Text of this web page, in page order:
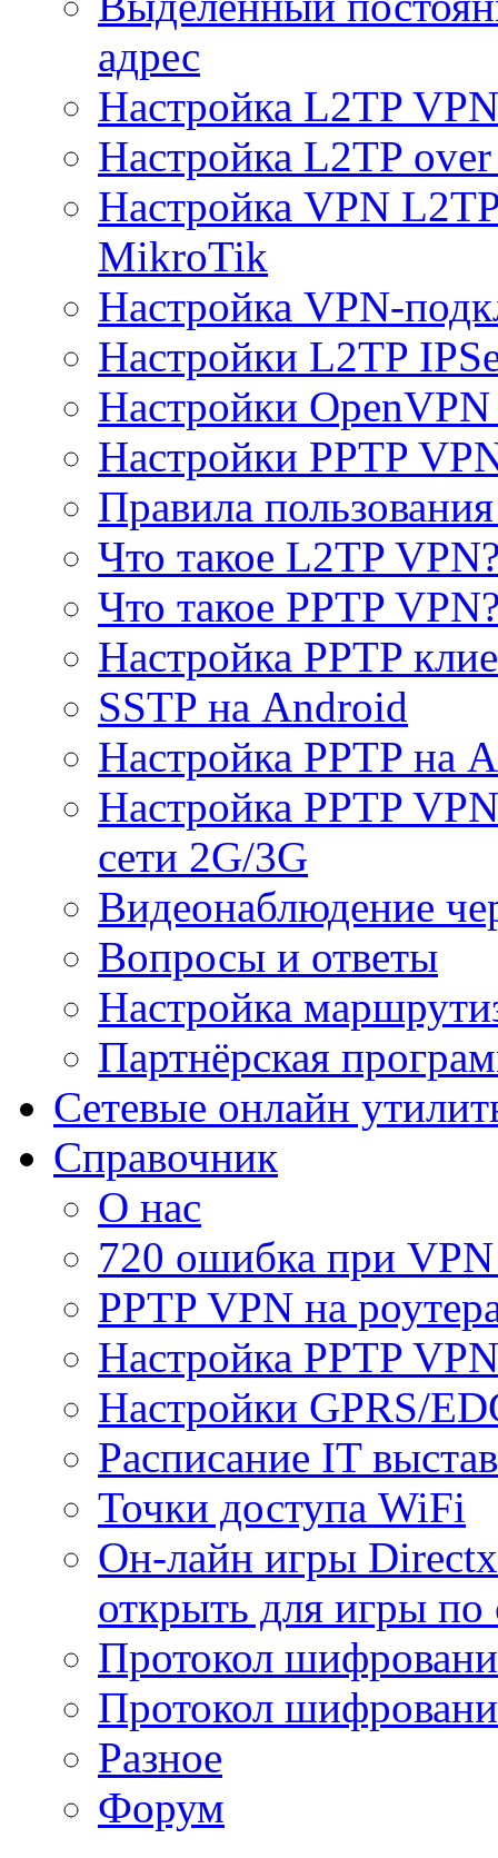
адрес
Настройка L2TP
Настройка L2TP
Настройка VPN
MikroTik
Настройка VPN-
Настройки L2TP
Настройки
Настройки PPTP
Правила
Что такое L2TP
Что такое PPTP
Настройка PPTP
SSTP на Android
Настройка PPTP на
Настройка PPTP
сети 2G/3G
Видеонаблюдение
Вопросы и ответы
Настройка
Партнёрская
Сетевые онлайн
Справочник
О нас
720 ошибка при
PPTP VPN на
Настройка PPTP
Настройки GPRS/
Расписание IT
Точки доступа WiFi
Он-лайн игры
открыть для игры по
Протокол
Протокол
Разное
Форум